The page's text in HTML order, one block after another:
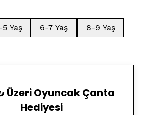
Yaş 6-7 Yaş
8-9 Yaş
Üzeri Oyuncak Çanta
Hediyesi